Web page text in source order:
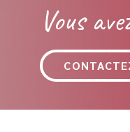
Vous